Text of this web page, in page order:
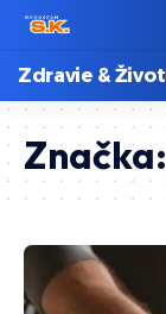
Zdravie &